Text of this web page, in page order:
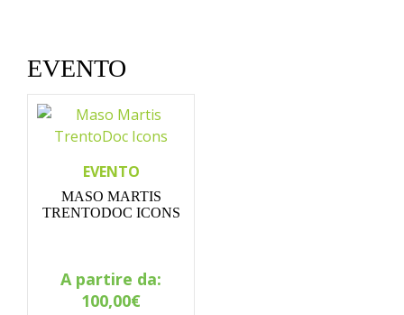
EVENTO
EVENTO
MASO MARTIS
TRENTODOC ICONS
A partire da:
100,00€